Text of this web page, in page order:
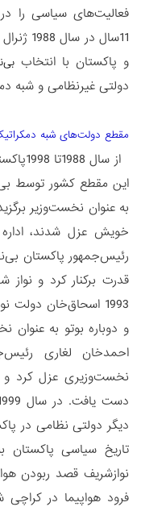
فعالیت‌های سیاسی را
11سال
و پاکستان با انتخاب
دولتی غیرنظامی و شبه
مقطع دولت‌های شبه
از
این مقطع کشور توسط
به عنوان نخست‌وزیر
رئیس‌جمهور پاکستان
قدرت برکنار کرد و
1993 اسحاق‌خان
احمدخان لغاری
نخست‌وزیری عزل کرد و
دست یافت. در سال 1999 با کودتای نظامی ژنرال
دیگر دولتی نظامی در
تاریخ سیاسی پاکستان
نوازشریف قصد ربودن
فرود هواپیما در